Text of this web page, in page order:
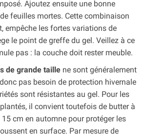
Ajoutez ensuite une bonne
feuilles mortes. Cette combinaison
empêche les fortes variations de
le point de greffe du gel. Veillez à ce
pas : la couche doit rester meuble.
de grande taillene sont généralement
pas besoin de protection hivernale
sont résistantes au gel. Pour les
il convient toutefois de butter à
cm en automne pour protéger les
en surface. Par mesure de